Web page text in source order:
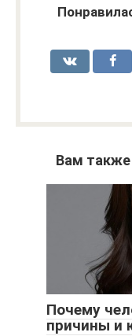
Вам
Почему
причины и